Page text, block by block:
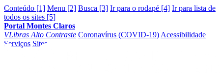
Conteúdo [1] Menu [2] Busca [3] Ir para o rodapé [4] Ir para lista de
todos os sites [5]
Portal Montes Claros
VLibras Alto Contraste Coronavírus (COVID-19) Acessibilidade
Serviços Sites